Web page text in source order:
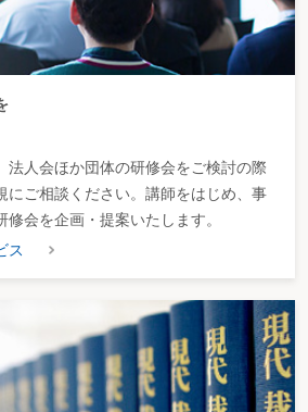
法人会ほか団体の研修会をご検討の際
にご相談ください。講師をはじめ、事
会を企画・提案いたします。
ス